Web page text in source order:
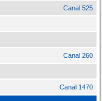
Canal 525
Canal 260
Canal 1470